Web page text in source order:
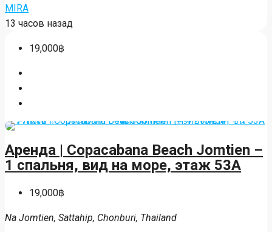
MIRA
13 часов назад
19,000฿
Аренда | Copacabana Beach Jomtien –
1 спальня, вид на море, этаж 53A
19,000฿
Na Jomtien, Sattahip, Chonburi, Thailand